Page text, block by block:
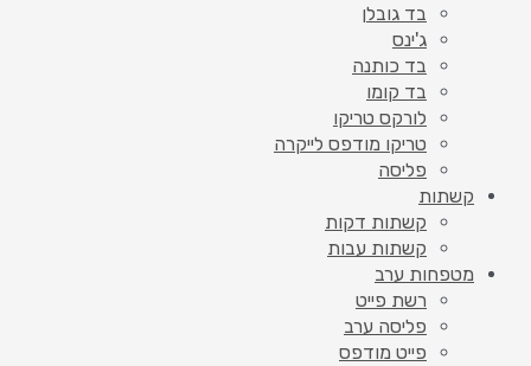
בד גובלן
ג'ינס
בד כותנה
בד קומו
לורקס טריקו
טריקו מודפס לייקרה
פליסה
קשתות
קשתות דקות
קשתות עבות
מטפחות ערב
רשת פייט
פליסה ערב
פייט מודפס